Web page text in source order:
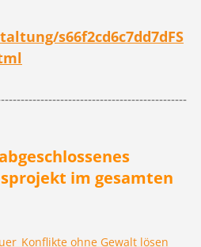
s66f2cd6c7dd7dFS
im gesamten
ohne Gewalt lösen